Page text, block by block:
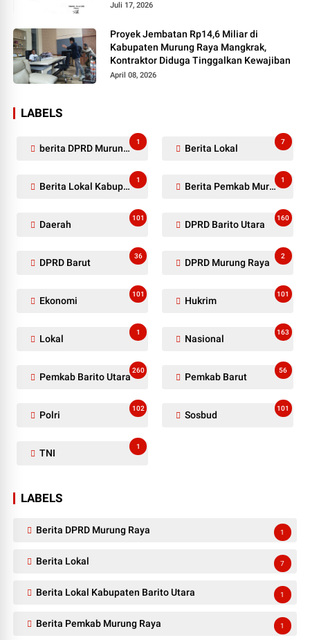
Juli 17, 2026
Proyek Jembatan Rp14,6 Miliar di
Kabupaten Murung Raya Mangkrak,
Kontraktor Diduga Tinggalkan Kewajiban
April 08, 2026
LABELS
berita DPRD Murung Raya
1
Berita Lokal
7
Berita Lokal Kabupaten Barito Utara
1
Berita Pemkab Murung Raya
1
Daerah
101
DPRD Barito Utara
160
DPRD Barut
36
DPRD Murung Raya
2
Ekonomi
101
Hukrim
101
Lokal
1
Nasional
163
Pemkab Barito Utara
260
Pemkab Barut
56
Polri
102
Sosbud
101
TNI
1
LABELS
Berita DPRD Murung Raya 1
Berita Lokal 7
Berita Lokal Kabupaten Barito Utara 1
Berita Pemkab Murung Raya 1